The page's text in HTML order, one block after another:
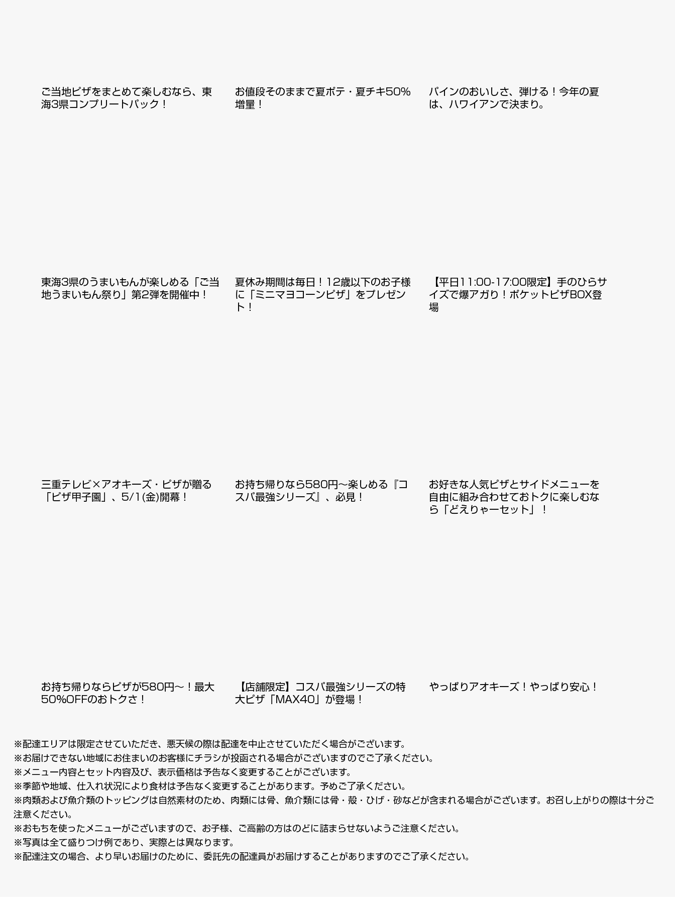
​ご当地ピザをまとめて楽しむなら、東
海3県コンプリートパック！
お値段そのままで夏ポテ・夏チキ50％
増量！
​パインのおいしさ、弾ける！今年の夏
は、ハワイアンで決まり。
東海3県のうまいもんが楽しめる「ご当
地うまいもん祭り」第2弾を開催中！
夏休み期間は毎日！12歳以下のお子様
に「ミニマヨコーンピザ」をプレゼン
ト！
【平日11:00-17:00限定】手のひらサ
イズで爆アガり！ポケットピザBOX登
場
三重テレビ×アオキーズ・ピザが贈る
「ピザ甲子園」、5/1(金)開幕！
お持ち帰りなら580円～楽しめる『コ
スパ最強シリーズ』、必見！
お好きな人気ピザとサイドメニューを
自由に組み合わせておトクに楽しむな
ら「どえりゃーセット」！
お持ち帰りならピザが580円～！最大
50%OFFのおトクさ！
​【店舗限定】コスパ最強シリーズの特
大ピザ「MAX40」が登場！
やっぱりアオキーズ！やっぱり安心！
※配達エリアは限定させていただき、悪天候の際は配達を中止させていただく場合がございます。
※お届けできない地域にお住まいのお客様にチラシが投函される場合がございますのでご了承ください。
※メニュー内容とセット内容及び、表示価格は予告なく変更することがございます。
※季節や地域、仕入れ状況により食材は予告なく変更することがあります。予めご了承ください。
※肉類および魚介類のトッピングは自然素材のため、肉類には骨、魚介類には骨・殻・ひげ・砂などが含まれる場合がございます。お召し上がりの際は十分ご
注意ください。
※おもちを使ったメニューがございますので、お子様、ご高齢の方はのどに詰まらせないようご注意ください。
※写真は全て盛りつけ例であり、実際とは異なります。
​※配達注文の場合、より早いお届けのために、委託先の配達員がお届けすることがありますのでご了承ください。